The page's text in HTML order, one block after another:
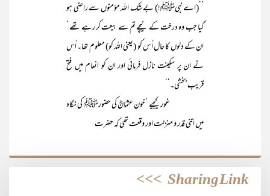
’’(اے نبیﷺ!) بے شک اللہ مؤمنوں سے راضی ہو
گیا جب وہ درخت کے نیچے تم سے بیعت کر رہے تھے ‘
ان کے دلوں کا حال اُس کو (یعنی اللہ کو) معلوم تھا۔ اُس
نے ان پر سکینت نازل فرمائی اور ان کو انعام میں فتح
قریب بخشی۔‘‘
غور کیجیے ‘خونِ عثمانؓ کی حضورﷺ کی نگاہ
میں اتنی قدر و منزلت اور وقعت تھی کہ حضرت
Sharing Link
>>>